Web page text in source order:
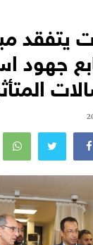
يتفقد
جهود